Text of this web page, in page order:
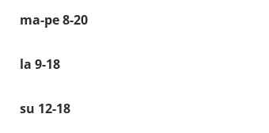
ma-pe 8-20
la 9-18
su 12-18